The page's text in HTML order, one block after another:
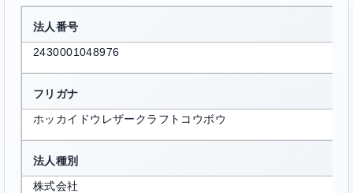
法人番号
2430001048976
フリガナ
ホッカイドウレザークラフトコウボウ
法人種別
株式会社